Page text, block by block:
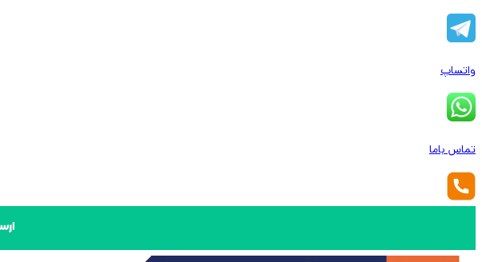
واتساپ
تماس باما